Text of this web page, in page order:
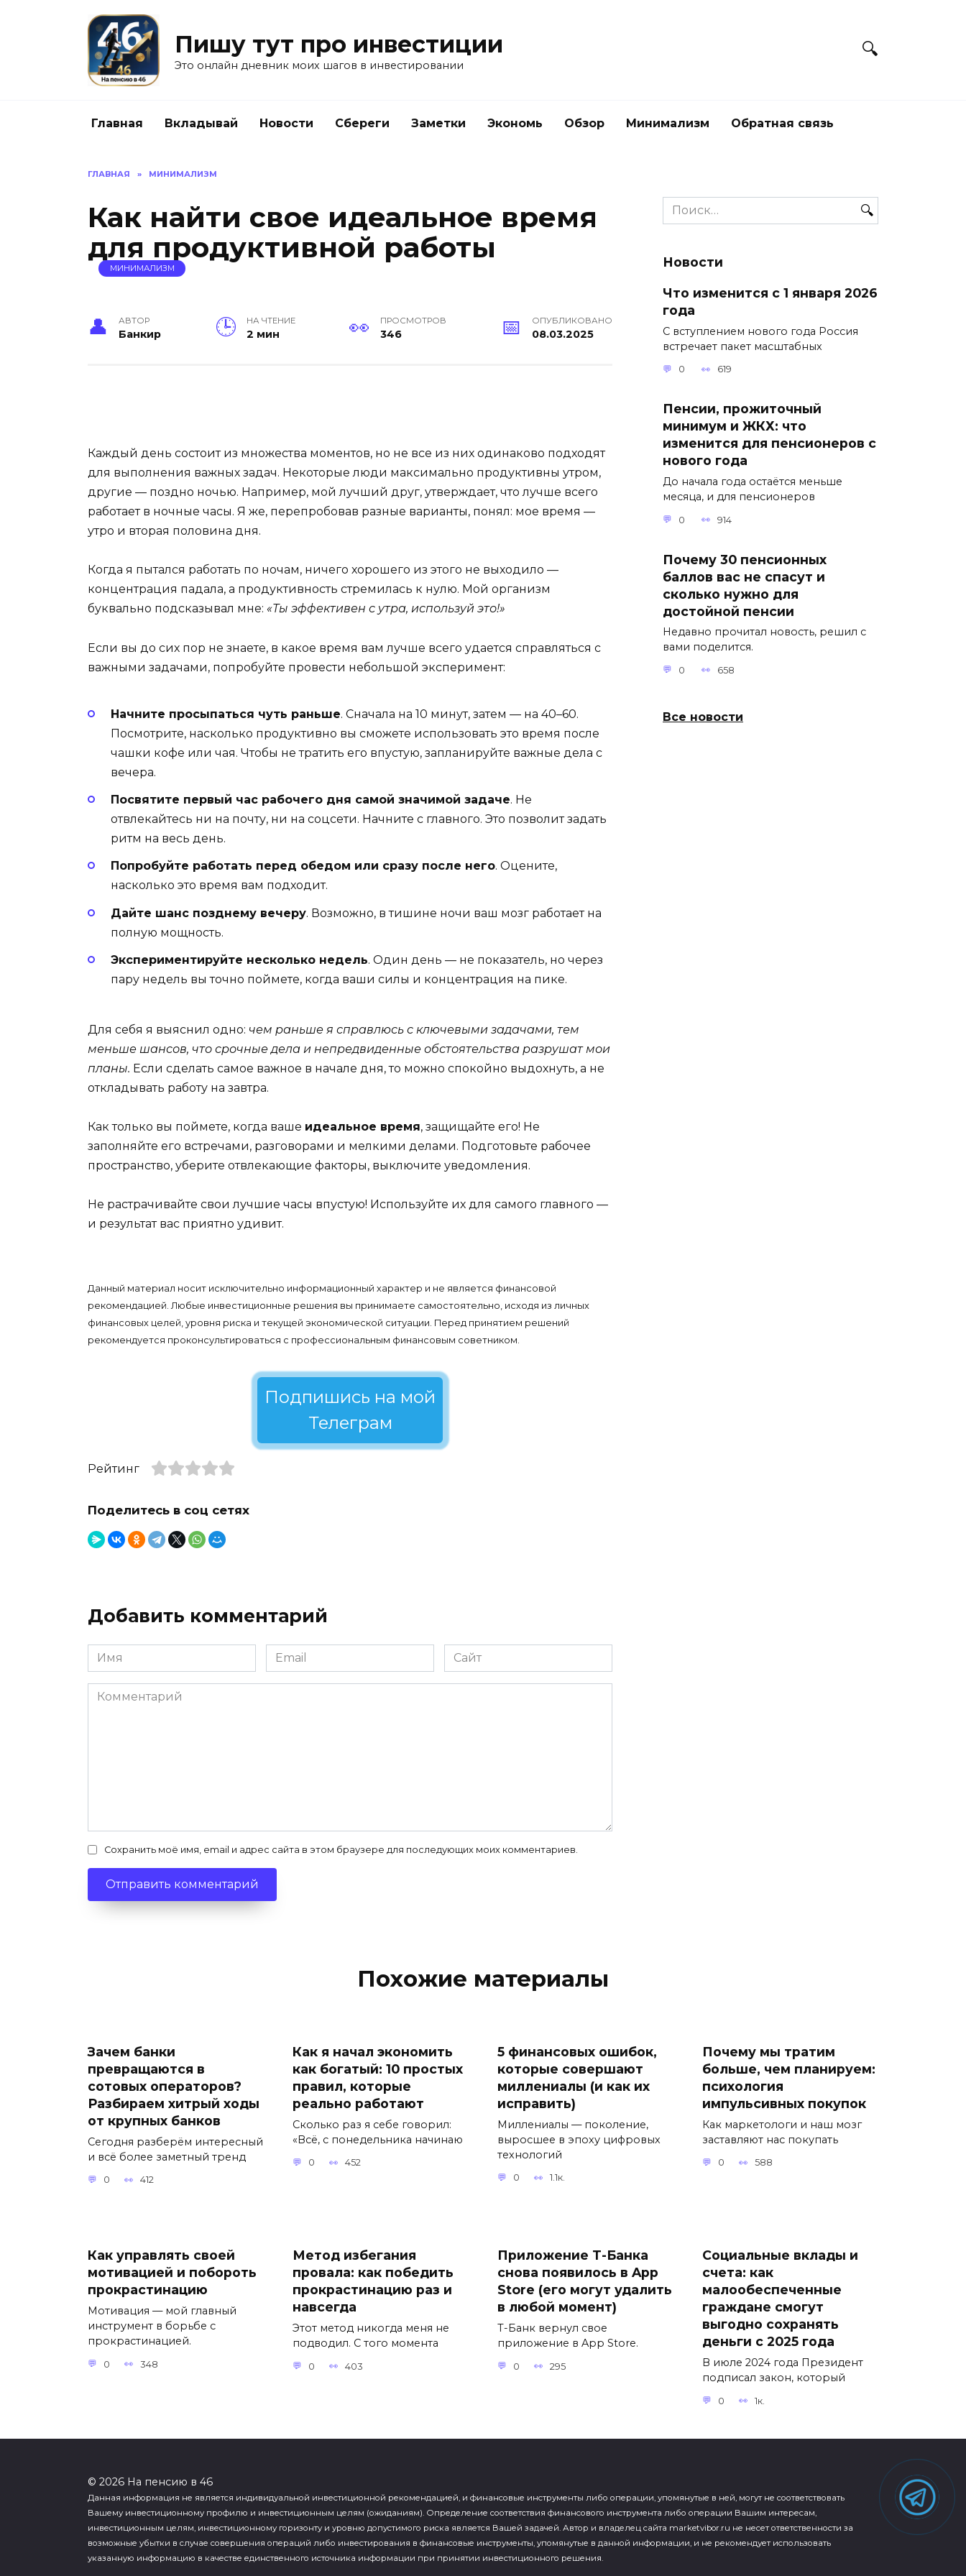
Пишу тут про инвестиции
Это онлайн дневник моих шагов в инвестировании
Главная Вкладывай Новости Сбереги Заметки Экономь Обзор Минимализм Обратная связь
ГЛАВНАЯ » МИНИМАЛИЗМ
Как найти свое идеальное время
для продуктивной работы
МИНИМАЛИЗМ
АВТОР
Банкир
НА ЧТЕНИЕ
2 мин
ПРОСМОТРОВ
346
ОПУБЛИКОВАНО
08.03.2025
Каждый день состоит из множества моментов, но не все из них одинаково подходят
для выполнения важных задач. Некоторые люди максимально продуктивны утром,
другие — поздно ночью. Например, мой лучший друг, утверждает, что лучше всего
работает в ночные часы. Я же, перепробовав разные варианты, понял: мое время —
утро и вторая половина дня.
Когда я пытался работать по ночам, ничего хорошего из этого не выходило —
концентрация падала, а продуктивность стремилась к нулю. Мой организм
буквально подсказывал мне: «Ты эффективен с утра, используй это!»
Если вы до сих пор не знаете, в какое время вам лучше всего удается справляться с
важными задачами, попробуйте провести небольшой эксперимент:
Начните просыпаться чуть раньше. Сначала на 10 минут, затем — на 40–60.
Посмотрите, насколько продуктивно вы сможете использовать это время после
чашки кофе или чая. Чтобы не тратить его впустую, запланируйте важные дела с
вечера.
Посвятите первый час рабочего дня самой значимой задаче. Не
отвлекайтесь ни на почту, ни на соцсети. Начните с главного. Это позволит задать
ритм на весь день.
Попробуйте работать перед обедом или сразу после него. Оцените,
насколько это время вам подходит.
Дайте шанс позднему вечеру. Возможно, в тишине ночи ваш мозг работает на
полную мощность.
Экспериментируйте несколько недель. Один день — не показатель, но через
пару недель вы точно поймете, когда ваши силы и концентрация на пике.
Для себя я выяснил одно: чем раньше я справлюсь с ключевыми задачами, тем
меньше шансов, что срочные дела и непредвиденные обстоятельства разрушат мои
планы. Если сделать самое важное в начале дня, то можно спокойно выдохнуть, а не
откладывать работу на завтра.
Как только вы поймете, когда ваше идеальное время, защищайте его! Не
заполняйте его встречами, разговорами и мелкими делами. Подготовьте рабочее
пространство, уберите отвлекающие факторы, выключите уведомления.
Не растрачивайте свои лучшие часы впустую! Используйте их для самого главного —
и результат вас приятно удивит.
Данный материал носит исключительно информационный характер и не является финансовой
рекомендацией. Любые инвестиционные решения вы принимаете самостоятельно, исходя из личных
финансовых целей, уровня риска и текущей экономической ситуации. Перед принятием решений
рекомендуется проконсультироваться с профессиональным финансовым советником.
Подпишись на мой
Телеграм
Рейтинг
Поделитесь в соц сетях
Добавить комментарий
Имя
*
Email
*
Сайт
Комментарий
Сохранить моё имя, email и адрес сайта в этом браузере для последующих моих комментариев.
Search
for:
Новости
Что изменится с 1 января 2026
года
С вступлением нового года Россия
встречает пакет масштабных
0 619
Пенсии, прожиточный
минимум и ЖКХ: что
изменится для пенсионеров с
нового года
До начала года остаётся меньше
месяца, и для пенсионеров
0 914
Почему 30 пенсионных
баллов вас не спасут и
сколько нужно для
достойной пенсии
Недавно прочитал новость, решил с
вами поделится.
0 658
Все новости
Похожие материалы
Зачем банки
превращаются в
сотовых операторов?
Разбираем хитрый ходы
от крупных банков
Сегодня разберём интересный
и всё более заметный тренд
0 412
Как я начал экономить
как богатый: 10 простых
правил, которые
реально работают
Сколько раз я себе говорил:
«Всё, с понедельника начинаю
0 452
5 финансовых ошибок,
которые совершают
миллениалы (и как их
исправить)
Миллениалы — поколение,
выросшее в эпоху цифровых
технологий
0 1.1к.
Почему мы тратим
больше, чем планируем:
психология
импульсивных покупок
Как маркетологи и наш мозг
заставляют нас покупать
0 588
Как управлять своей
мотивацией и побороть
прокрастинацию
Мотивация — мой главный
инструмент в борьбе с
прокрастинацией.
0 348
Метод избегания
провала: как победить
прокрастинацию раз и
навсегда
Этот метод никогда меня не
подводил. С того момента
0 403
Приложение Т-Банка
снова появилось в App
Store (его могут удалить
в любой момент)
Т-Банк вернул свое
приложение в App Store.
0 295
Социальные вклады и
счета: как
малообеспеченные
граждане смогут
выгодно сохранять
деньги с 2025 года
В июле 2024 года Президент
подписал закон, который
0 1к.
© 2026 На пенсию в 46
Данная информация не является индивидуальной инвестиционной рекомендацией, и финансовые инструменты либо операции, упомянутые в ней, могут не соответствовать
Вашему инвестиционному профилю и инвестиционным целям (ожиданиям). Определение соответствия финансового инструмента либо операции Вашим интересам,
инвестиционным целям, инвестиционному горизонту и уровню допустимого риска является Вашей задачей. Автор и владелец сайта marketvibor.ru не несет ответственности за
возможные убытки в случае совершения операций либо инвестирования в финансовые инструменты, упомянутые в данной информации, и не рекомендует использовать
указанную информацию в качестве единственного источника информации при принятии инвестиционного решения.